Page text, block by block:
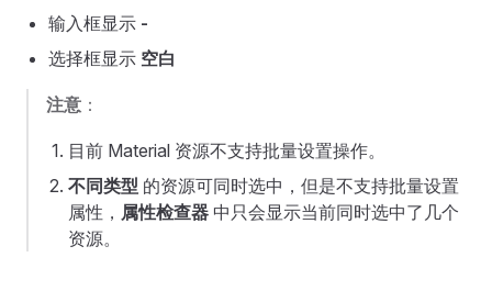
输入框显示 -
选择框显示 空白
注意 ：
目前 Material 资源不支持批量设置操作。
不同类型 的资源可同时选中，但是不支持批量设置
属性， 属性检查器 中只会显示当前同时选中了几个
资源。